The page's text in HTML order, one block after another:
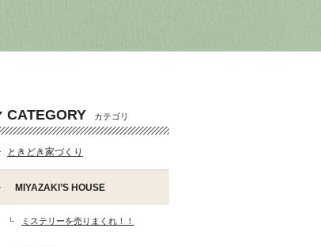
CATEGORY カテゴリ
ときどき家づくり
MIYAZAKI’S HOUSE
ミステリーを売りまくれ！！